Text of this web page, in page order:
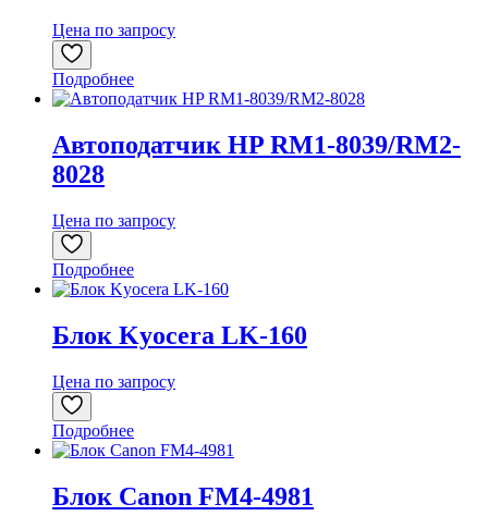
Цена по запросу
Подробнее
Автоподатчик HP RM1-8039/RM2-
8028
Цена по запросу
Подробнее
Блок Kyocera LK-160
Цена по запросу
Подробнее
Блок Canon FM4-4981